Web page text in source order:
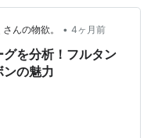
んの物欲。 • 4ヶ月前
を分析！フルタン
の魅力